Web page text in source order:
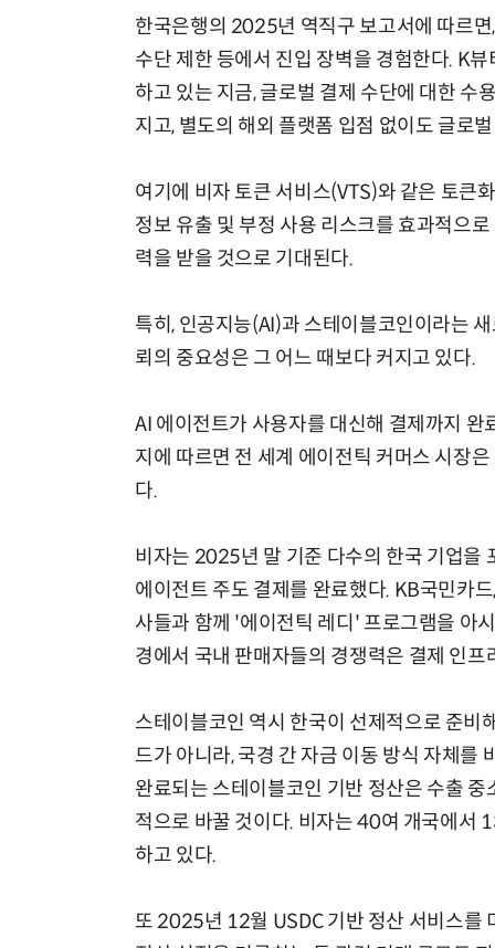
한국은행의 2025년 역직구 보고서에 따르
수단 제한 등에서 진입 장벽을 경험한다. K
하고 있는 지금, 글로벌 결제 수단에 대한 수
지고, 별도의 해외 플랫폼 입점 없이도 글로
여기에 비자 토큰 서비스(VTS)와 같은 토큰
정보 유출 및 부정 사용 리스크를 효과적으
력을 받을 것으로 기대된다.
특히, 인공지능(AI)과 스테이블코인이라는
뢰의 중요성은 그 어느 때보다 커지고 있다.
AI 에이전트가 사용자를 대신해 결제까지
지에 따르면 전 세계 에이전틱 커머스 시장
다.
비자는 2025년 말 기준 다수의 한국 기업을
에이전트 주도 결제를 완료했다. KB국민카
사들과 함께 '에이전틱 레디' 프로그램을 아
경에서 국내 판매자들의 경쟁력은 결제 인
스테이블코인 역시 한국이 선제적으로 준비
드가 아니라, 국경 간 자금 이동 방식 자체를
완료되는 스테이블코인 기반 정산은 수출
적으로 바꿀 것이다. 비자는 40여 개국에서
하고 있다.
또 2025년 12월 USDC 기반 정산 서비스를